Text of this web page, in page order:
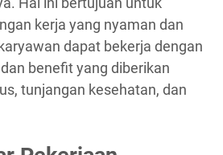
kerja yang nyaman dan
dapat bekerja dengan
benefit yang diberikan
tunjangan kesehatan, dan